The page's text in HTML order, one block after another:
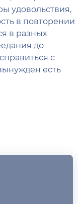
удовольствия,
в повторении
в разных
до
с
есть